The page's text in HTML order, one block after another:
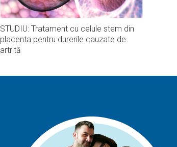
STUDIU: Tratament cu celule stem din
placenta pentru durerile cauzate de
artrită